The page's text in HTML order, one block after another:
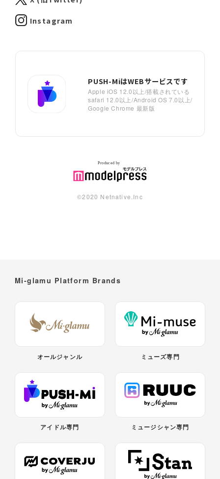
Instagram
PUSH-MiはWEBサービスです
Apple iOS 12.0以上/搭載されている
safari 12.0以上/Android OS 7.0以上/
Google Chrome 最新版
©︎2020 Netnative.Inc
Mi-glamu Platform Brands
オールジャンル ミューズ専門
アイドル専門 ミュージシャン専門